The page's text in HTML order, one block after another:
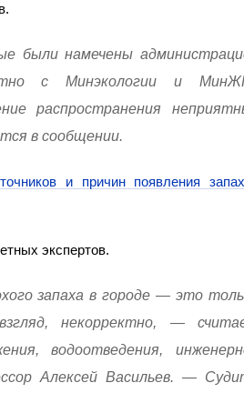
были намечены
с Минэкологии и
распространения
в сообщении.
и причин появления
экспертов.
запаха в городе — это
некорректно, —
водоотведения,
Алексей Васильев. —